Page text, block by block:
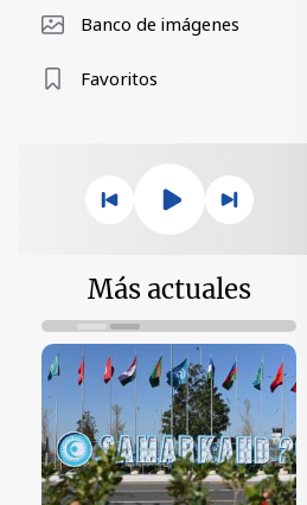
Banco de imágenes
Favoritos
Más actuales